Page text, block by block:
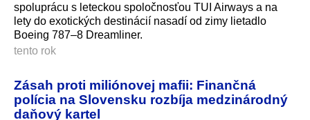
spoluprácu s leteckou spoločnosťou TUI Airways a na
lety do exotických destinácií nasadí od zimy lietadlo
Boeing 787–8 Dreamliner.
tento rok
Zásah proti miliónovej mafii: Finančná
polícia na Slovensku rozbíja medzinárodný
daňový kartel